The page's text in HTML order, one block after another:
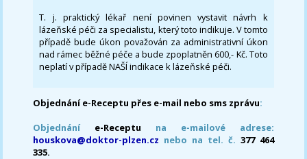
T. j. praktický lékař není povinen vystavit návrh k
lázeňské péči za specialistu, který toto indikuje. V tomto
případě bude úkon považován za administrativní úkon
nad rámec běžné péče a bude zpoplatněn 600,- Kč. Toto
neplatí v případě NAŠÍ indikace k lázeňské péči.
Objednání e-Receptu přes e-mail nebo sms zprávu:
Objednání e-Receptu na e-mailové adrese:
houskova@doktor-plzen.cz nebo na tel. č. 377 464
335.